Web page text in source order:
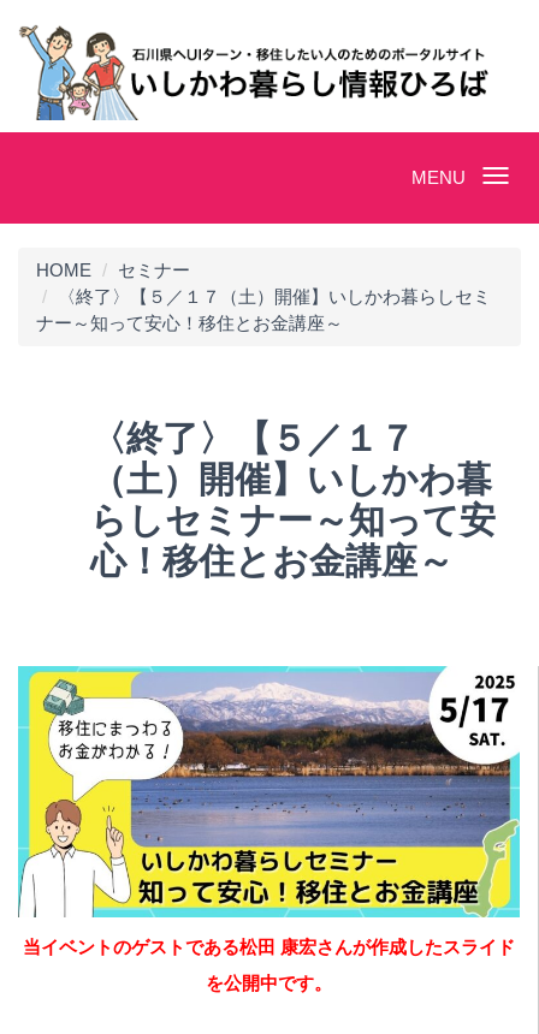
Toggle
MENU
HOME
セミナー
〈終了〉【５／１７（土）開催】いしかわ暮らしセミ
ナー～知って安心！移住とお金講座～
〈終了〉【５／１７
（土）開催】いしかわ暮
らしセミナー～知って安
心！移住とお金講座～
当イベントのゲストである松田 康宏さんが作成したスライド
を公開中です。